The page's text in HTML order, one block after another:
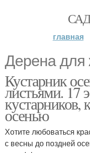
главная
Дерена для
Кустарник
листьями. 17
кустарников,
осенью
Хотите любоваться
с весны до поздней